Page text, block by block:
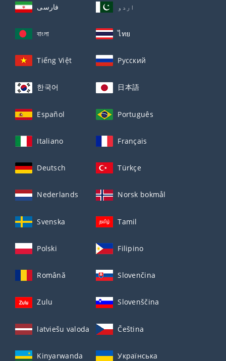
فارسی اردو
বাংলা ไทย
Tiếng Việt Русский
한국어 日本語
Español Português
Italiano Français
Deutsch Türkçe
Nederlands Norsk bokmål
Svenska Tamil
Polski Filipino
Română Slovenčina
Zulu Slovenščina
latviešu valoda Čeština
Kinyarwanda Українська